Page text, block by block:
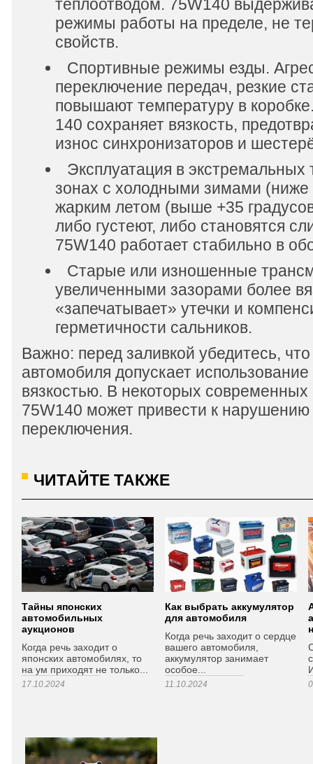
теплоотводом. 75W140
режимы работы на пределе, не
свойств.
Спортивные режимы езды.
переключение передач, резкие
повышают температуру в
140 сохраняет вязкость,
износ синхронизаторов и
Эксплуатация в экстремальных
зонах с холодными зимами (ниже
жарким летом (выше +35
либо густеют, либо становятся
75W140 работает стабильно в
Старые или изношенные
увеличенными зазорами более
«запечатывает» утечки и
герметичности сальников.
Важно: перед заливкой убедитесь,
автомобиля допускает
вязкостью. В некоторых
75W140 может привести к
переключения.
ЧИТАЙТЕ ТАКЖЕ
Тайны японских
автомобильных
аукционов
Когда речь заходит о
японских автомобилях, то
на ум приходят не только...
17.10.2024
Как выбрать аккумулятор
для автомобиля
Когда речь заходит о сердце
вашего автомобиля,
аккумулятор занимает
особое...
11.10.2024